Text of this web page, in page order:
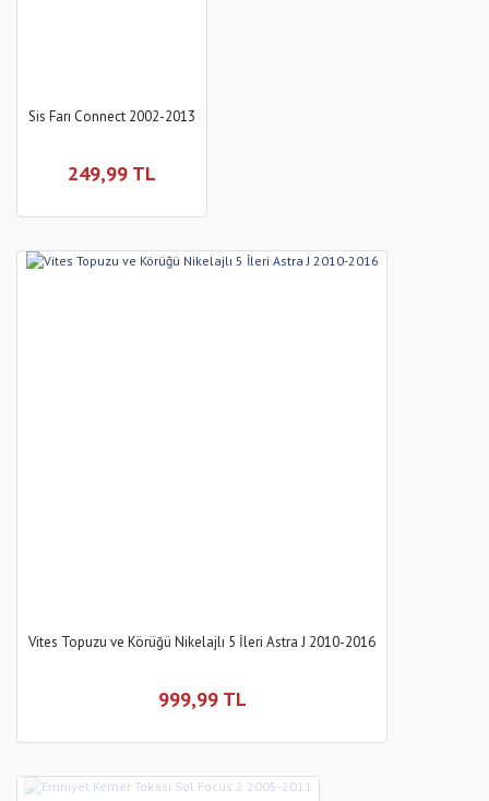
Sis Farı Connect 2002-2013
249,99 TL
Vites Topuzu ve Körüğü Nikelajlı 5 İleri Astra J 2010-2016
999,99 TL